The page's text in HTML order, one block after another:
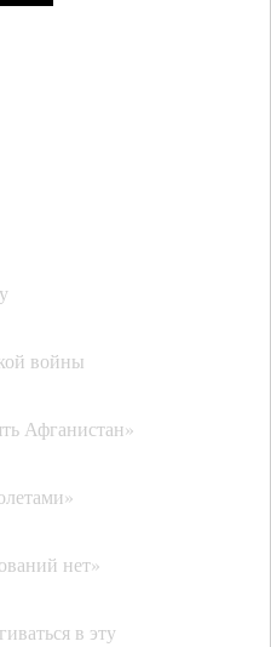
войны
Афганистан»
нет»
в эту